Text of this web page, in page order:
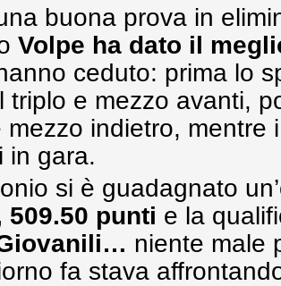
buona prova in
Volpe ha dato il
ceduto: prima lo
triplo e mezzo avanti,
mezzo indietro, mentre
in gara.
si è guadagnato
509.50 punti e la
niente male
fa stava